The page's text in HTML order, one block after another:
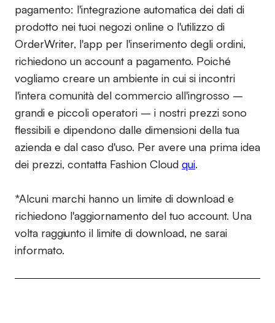
pagamento: l'integrazione automatica dei dati di
prodotto nei tuoi negozi online o l'utilizzo di
OrderWriter, l'app per l'inserimento degli ordini,
richiedono un account a pagamento. Poiché
vogliamo creare un ambiente in cui si incontri
l'intera comunità del commercio all'ingrosso –
grandi e piccoli operatori – i nostri prezzi sono
flessibili e dipendono dalle dimensioni della tua
azienda e dal caso d'uso. Per avere una prima idea
dei prezzi, contatta Fashion Cloud qui.
*Alcuni marchi hanno un limite di download e
richiedono l'aggiornamento del tuo account. Una
volta raggiunto il limite di download, ne sarai
informato.